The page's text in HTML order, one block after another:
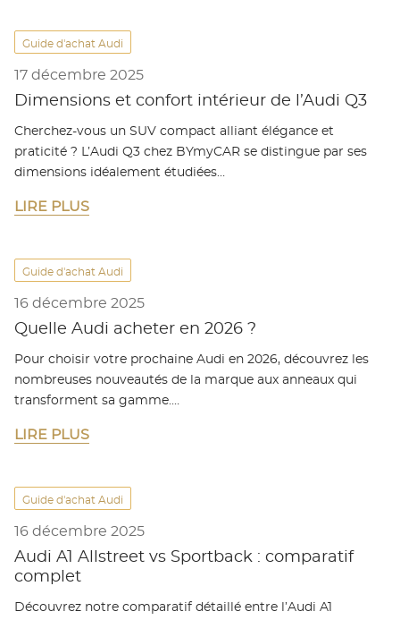
Guide d'achat Audi
17 décembre 2025
Dimensions et confort intérieur de l’Audi Q3
Cherchez-vous un SUV compact alliant élégance et
praticité ? L’Audi Q3 chez BYmyCAR se distingue par ses
dimensions idéalement étudiées…
LIRE PLUS
Guide d'achat Audi
16 décembre 2025
Quelle Audi acheter en 2026 ?
Pour choisir votre prochaine Audi en 2026, découvrez les
nombreuses nouveautés de la marque aux anneaux qui
transforment sa gamme.…
LIRE PLUS
Guide d'achat Audi
16 décembre 2025
Audi A1 Allstreet vs Sportback : comparatif
complet
Découvrez notre comparatif détaillé entre l’Audi A1